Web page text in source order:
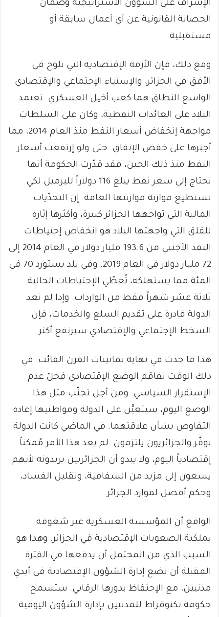
الإشراف على الشؤون الاستراتيجية وضمان
الحصانة القانونية عن أي أعمال سابقة أو
مستقبلية.
ومع ذلك، فإن الأزمة الإقتصادية التي تلوح في
الأفق في الجزائر، والإستياء الإجتماعي والإقتصادي
الواسع النطاق هما كعب أخيل العسكري. تعتمد
البلاد على العائدات النفطية، وكان على السلطات
مواجهة إنخفاض أسعار النفط منذ العام 2014، مما
أجبرها على خفض الإنفاق. حتى ولو إرتفعت أسعار
النفط منذ ذلك الحين، فقد قدّرت الحكومة أنها
تحتاج إلى سعر نفط يبلغ 116 دولاراً للبرميل لكي
تستطيع موازنة موازنتها العامة. إن التحدّيات
المالية التي تواجهها الجزائر كبيرة، وأكثرها إثارة
للقلق التي واجهتها البلاد هو انخفاض إحتياطات
النقد الأجنبي من 193.6 مليار دولار في العام 2014 إلى
72 مليار دولار في العام 2019. وفي بلد يستورد 70 في
المئة مما يستهلكه، تُغطّي الإحتياطات الحالية
ثلاثة عشر شهراً فقط من الواردات. وإذا لم تعد
الدولة قادرة على تقديم السلع والخدمات، فإن
السخط الإجتماعي والإقتصادي سيرتفع أكثر.
هذا ما حدث في نهاية ثمانينات القرن الفائت. في
ذلك الوقت تفاقم الوضع الإقتصادي فحلّ عدم
الإستقرار السياسي. ومن أجل تجنّب مثل هذا
الوضع اليوم، سيتعيَّن على الدولة ومواطنيها إعادة
التفاوض بشأن علاقتهما. في الماضي كانت الدولة
توفّر والجزائريون يلتزمون. لم يعد هذا الأمر مُمكناً
إقتصادياً اليوم، ولا يبدو أن الجزائريين يريدونه لأنهم
يسعون إلى مزيد من الشفافية، وتقليل الفساد،
وحكم أفضل لموارد الجزائر.
الواقع أن المؤسسة العسكرية غير شغوفة
بملكية الصعوبات الإقتصادية في الجزائر. وهذا هو
السبب الذي من المحتمل أن يدفعها في الفترة
المقبلة أن تضع إدارة الشؤون الإقتصادية في أيدي
مدنيين، مع الإحتفاظ بدورها الرقابي. ستسمح
حكومة تكنوقراط للمدنيين بإدارة الشؤون اليومية